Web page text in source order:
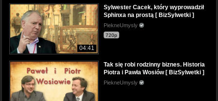
04:41
Sylwester Cacek, który wyprowadził
Sphinxa na prostą [ BizSylwetki ]
PiekneUmysly
720p
Tak się robi rodzinny biznes. Historia
Piotra i Pawła Wosiów [ BizSylwetki ]
PiekneUmysly